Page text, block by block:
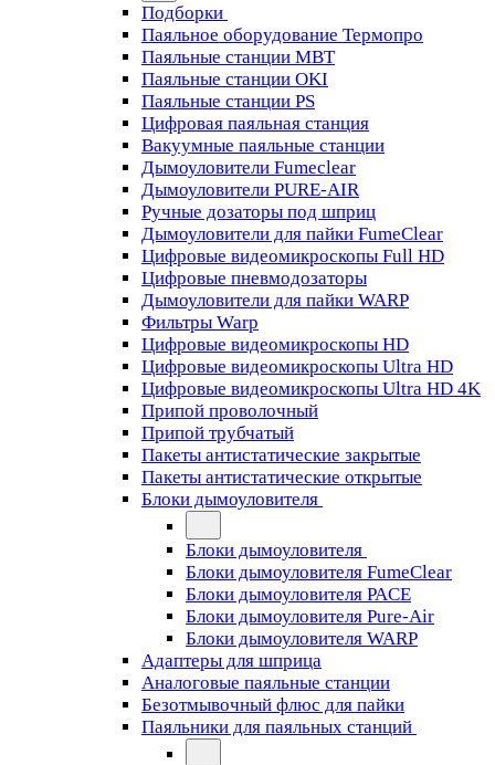
Подборки
Паяльное оборудование Термопро
Паяльные станции MBT
Паяльные станции OKI
Паяльные станции PS
Цифровая паяльная станция
Вакуумные паяльные станции
Дымоуловители Fumeclear
Дымоуловители PURE-AIR
Ручные дозаторы под шприц
Дымоуловители для пайки FumeClear
Цифровые видеомикроскопы Full HD
Цифровые пневмодозаторы
Дымоуловители для пайки WARP
Фильтры Warp
Цифровые видеомикроскопы HD
Цифровые видеомикроскопы Ultra HD
Цифровые видеомикроскопы Ultra HD 4K
Припой проволочный
Припой трубчатый
Пакеты антистатические закрытые
Пакеты антистатические открытые
Блоки дымоуловителя
Блоки дымоуловителя
Блоки дымоуловителя FumeClear
Блоки дымоуловителя PACE
Блоки дымоуловителя Pure-Air
Блоки дымоуловителя WARP
Адаптеры для шприца
Аналоговые паяльные станции
Безотмывочный флюс для пайки
Паяльники для паяльных станций